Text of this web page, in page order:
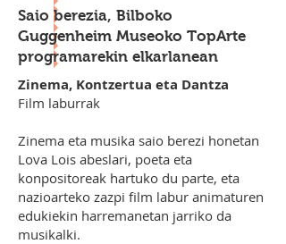
Saio berezia, Bilboko
Guggenheim Museoko TopArte
programarekin elkarlanean
Zinema, Kontzertua eta Dantza
Film laburrak
Zinema eta musika saio berezi honetan
Lova Lois abeslari, poeta eta
konpositoreak hartuko du parte, eta
nazioarteko zazpi film labur animaturen
edukiekin harremanetan jarriko da
musikalki.